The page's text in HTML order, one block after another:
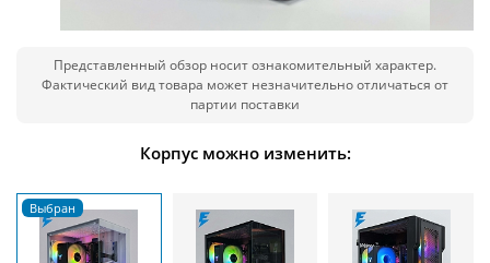
Представленный обзор носит ознакомительный характер.
Фактический вид товара может незначительно отличаться от
партии поставки
Корпус можно изменить: